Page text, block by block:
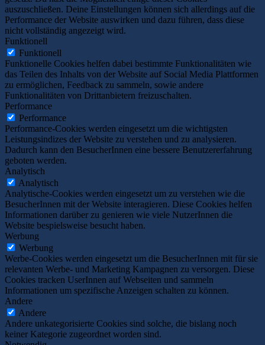
auszuschließen. Deine Einstellungen können sich allerdings auf die
Performance der Website auswirken und dazu führen, dass diese
nicht vollständig angezeigt wird.
Funktionell
Funktionell
Funktionelle Cookies helfen dabei bestimmte Funktionalitäten wie
das Teilen des Inhalts von der Website auf Social Media Plattformen
zu ermöglichen, Feedback zu sammeln, sowie andere
Funktionalitäten von Drittanbietern freizuschalten.
Performance
Performance
Performance-Cookies werden eingesetzt um die wichtigsten
Leistungsindizes der Website zu verstehen und zu analysieren.
Dadurch kann den BesucherInnen eine bessere Benutzererfahrung
geboten werden.
Analytisch
Analytisch
Analytische-Cookies werden eingesetzt um zu verstehen wie die
BesucherInnen mit der Website interagieren. Diese Cookies helfen
Informationen darüber zu genieren wie viele NutzerInnen die
Website bespielsweise besucht haben.
Werbung
Werbung
Werbe-Cookies werden eingesetzt um die BesucherInnen mit für sie
relevanten Werbe- und Marketing Kampagnen zu versorgen. Diese
Cookies tracken UserInnen auf Webseiten und sammeln
Informationen um spezifische Anzeigen schalten zu können.
Andere
Andere
Andere unkategorisierte Cookies sind solche, die bislang noch
keiner Kategorie zugeordnet worden sind.